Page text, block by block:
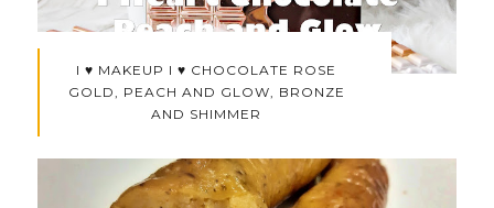
I ♥ MAKEUP I ♥ CHOCOLATE ROSE
GOLD, PEACH AND GLOW, BRONZE
AND SHIMMER